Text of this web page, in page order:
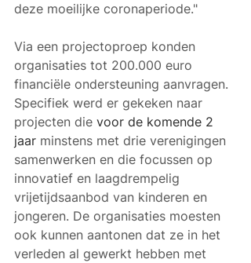
deze moeilijke coronaperiode."
Via een projectoproep konden
organisaties tot 200.000 euro
financiële ondersteuning aanvragen.
Specifiek werd er gekeken naar
projecten die voor de komende 2
jaar minstens met drie verenigingen
samenwerken en die focussen op
innovatief en laagdrempelig
vrijetijdsaanbod van kinderen en
jongeren. De organisaties moesten
ook kunnen aantonen dat ze in het
verleden al gewerkt hebben met